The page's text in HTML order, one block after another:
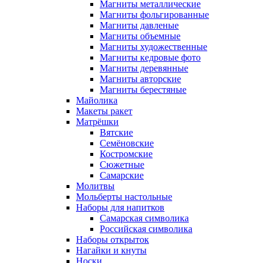
Магниты металлические
Магниты фольгированные
Магниты давленые
Магниты объемные
Магниты художественные
Магниты кедровые фото
Магниты деревянные
Магниты авторские
Магниты берестяные
Майолика
Макеты ракет
Матрёшки
Вятские
Семёновские
Костромские
Сюжетные
Самарские
Молитвы
Мольберты настольные
Наборы для напитков
Самарская символика
Российская символика
Наборы открыток
Нагайки и кнуты
Носки